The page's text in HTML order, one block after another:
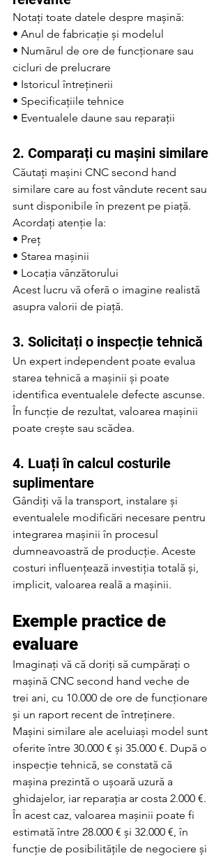
Notați toate datele despre mașină:
• Anul de fabricație și modelul
• Numărul de ore de funcționare sau
cicluri de prelucrare
• Istoricul întreținerii
• Specificațiile tehnice
• Eventualele daune sau reparații
2. Comparați cu mașini similare
Căutați mașini CNC second hand
similare care au fost vândute recent sau
sunt disponibile în prezent pe piață.
Acordați atenție la:
• Preț
• Starea mașinii
• Locația vânzătorului
Acest lucru vă oferă o imagine realistă
asupra valorii de piață.
3. Solicitați o inspecție tehnică
Un expert independent poate evalua
starea tehnică a mașinii și poate
identifica eventualele defecte ascunse.
În funcție de rezultat, valoarea mașinii
poate crește sau scădea.
4. Luați în calcul costurile
suplimentare
Gândiți vă la transport, instalare și
eventualele modificări necesare pentru
integrarea mașinii în procesul
dumneavoastră de producție. Aceste
costuri influențează investiția totală și,
implicit, valoarea reală a mașinii.
Exemple practice de
evaluare
Imaginați vă că doriți să cumpărați o
mașină CNC second hand veche de
trei ani, cu 10.000 de ore de funcționare
și un raport recent de întreținere.
Mașini similare ale aceluiași model sunt
oferite între 30.000 € și 35.000 €. După o
inspecție tehnică, se constată că
mașina prezintă o ușoară uzură a
ghidajelor, iar reparația ar costa 2.000 €.
În acest caz, valoarea mașinii poate fi
estimată între 28.000 € și 32.000 €, în
funcție de posibilitățile de negociere și